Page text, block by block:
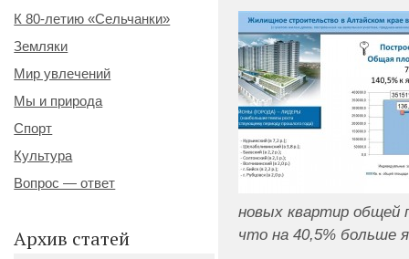
новых квартир
что на 40,5% больше
К 80-летию «Сельчанки»
Земляки
Мир увлечений
Мы и природа
Спорт
Культура
Вопрос — ответ
Архив статей